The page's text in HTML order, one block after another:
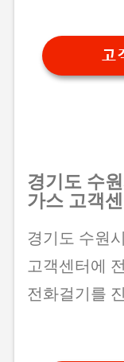
고
경기도 수
가스 고객
경기도 수원
고객센터에
전화걸기를